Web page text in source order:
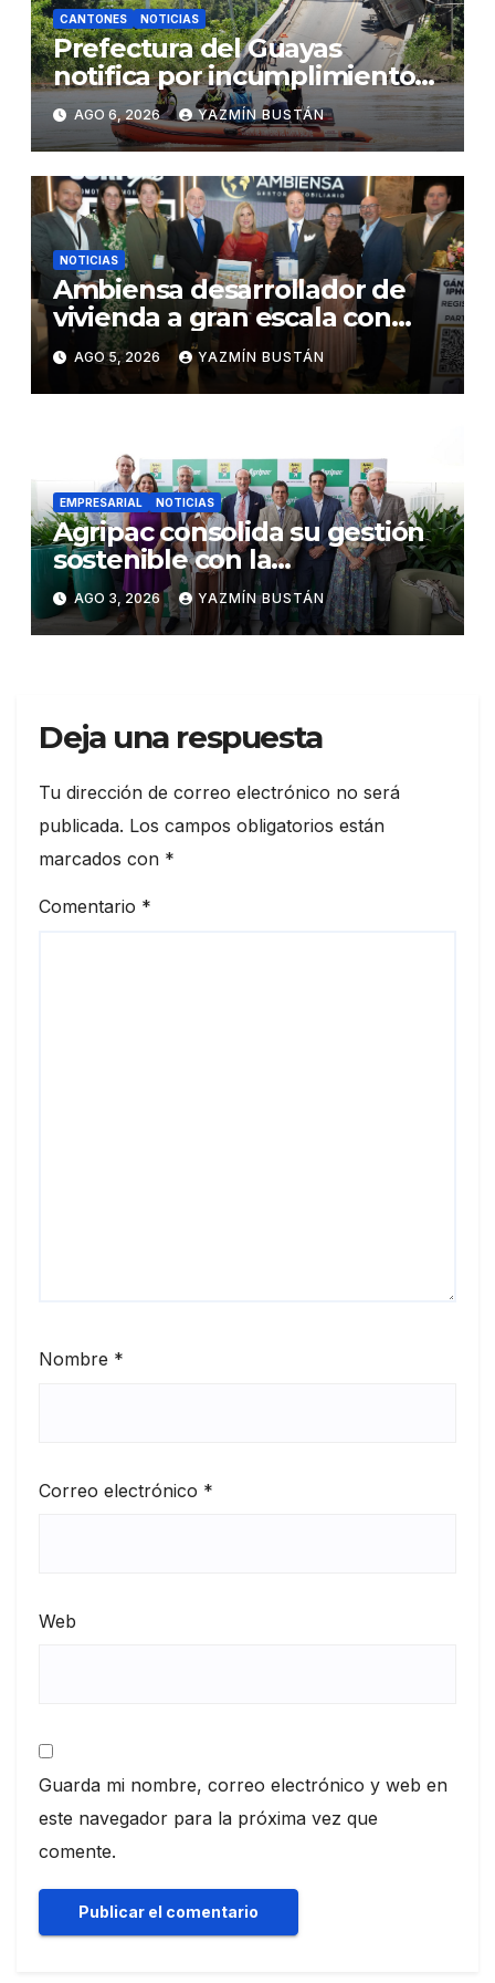
CANTONES NOTICIAS
Prefectura del Guayas
notifica por incumplimiento
contractual a la Concesionaria
CONORTE y exige celeridad
en desmontaje del puente
Gonzalo Icaza Cornejo, en
Daule
AGO 6, 2026 YAZMÍN BUSTÁN
NOTICIAS
Ambiensa desarrollador de
vivienda a gran escala con
estándares internacionales
de sostenibilidad
AGO 5, 2026 YAZMÍN BUSTÁN
EMPRESARIAL NOTICIAS
Agripac consolida su gestión
sostenible con la
presentación de su octava
Memoria de Sostenibilidad
AGO 3, 2026 YAZMÍN BUSTÁN
Deja una respuesta
Tu dirección de correo electrónico no será
publicada. Los campos obligatorios están
marcados con *
Comentario *
Nombre *
Correo electrónico *
Web
Guarda mi nombre, correo electrónico y web en
este navegador para la próxima vez que
comente.